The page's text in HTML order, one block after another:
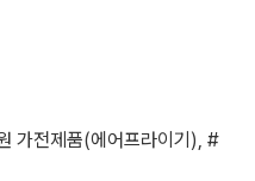
가전제품(에어프라이기), #